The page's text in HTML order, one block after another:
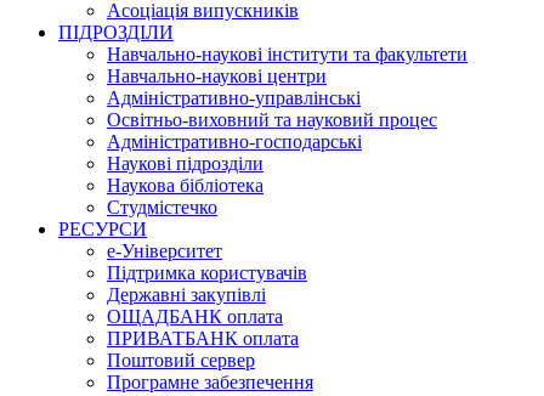
Асоціація випускників
ПІДРОЗДІЛИ
Навчально-наукові інститути та факультети
Навчально-наукові центри
Адміністративно-управлінські
Освітньо-виховний та науковий процес
Адміністративно-господарські
Наукові підрозділи
Наукова бібліотека
Студмістечко
РЕСУРСИ
е-Університет
Підтримка користувачів
Державні закупівлі
ОЩАДБАНК оплата
ПРИВАТБАНК оплата
Поштовий сервер
Програмне забезпечення